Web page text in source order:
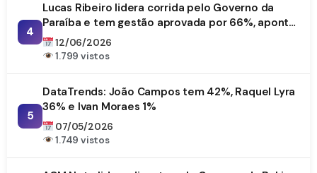
4
Lucas Ribeiro lidera corrida pelo Governo da
Paraíba e tem gestão aprovada por 66%, aponta
DataTrends
12/06/2026
1.799 vistos
5
DataTrends: João Campos tem 42%, Raquel Lyra
36% e Ivan Moraes 1%
07/05/2026
1.749 vistos